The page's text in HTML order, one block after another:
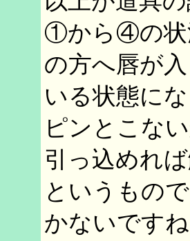
①から④の状
の方へ唇が
いる状態に
ピンとこな
引っ込めれ
というもの
かないですね